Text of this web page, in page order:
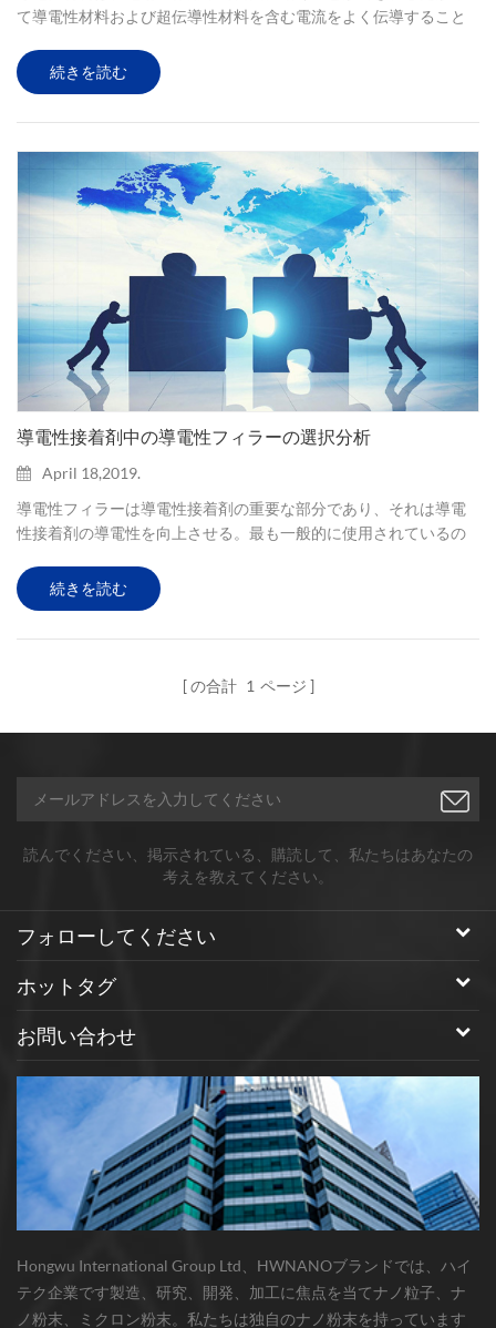
て導電性材料および超伝導性材料を含む電流をよく伝導すること
（ag99.99％） 1）フレーク： 一般的な粒径：＜１μｍ、１〜３μ
ｍ、３〜５μｍ、５〜８μｍ、１０μｍ、粒径分布および嵩密度は、
ーグレー 適用：薄片の銀の粉はよい酸化抵抗の高性能の伝導性の
注入口です。...
続きを読む
導電性接着剤中の導電性フィラーの選択分析
April 18,2019.
導電性フィラーは導電性接着剤の重要な部分であり、それは導電
性接着剤の導電性を向上させる。最も一般的に使用されているの
充填剤は、主に、ナノグラファイト、ナノカーボンブラック、カ
ーボンナノチューブなどを含む炭素系材料を指す。グラファイト
その包括的な性能をさらに向上させるためにナノグラファイトの
続きを読む
の合計 1 ページ
読んでください、掲示されている、購読して、私たちはあなたの
考えを教えてください。
フォローしてください
ホットタグ
お問い合わせ
Hongwu International Group Ltd、HWNANOブランドでは、ハイ
テク企業です製造、研究、開発、加工に焦点を当てナノ粒子、ナ
ノ粉末、ミクロン粉末。私たちは独自のナノ粉末を持っています